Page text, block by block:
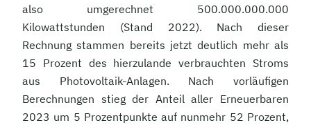
also umgerechnet 500.000.000.000
Kilowattstunden (Stand 2022). Nach dieser
Rechnung stammen bereits jetzt deutlich mehr als
15 Prozent des hierzulande verbrauchten Stroms
aus Photovoltaik-Anlagen. Nach vorläufigen
Berechnungen stieg der Anteil aller Erneuerbaren
2023 um 5 Prozentpunkte auf nunmehr 52 Prozent,